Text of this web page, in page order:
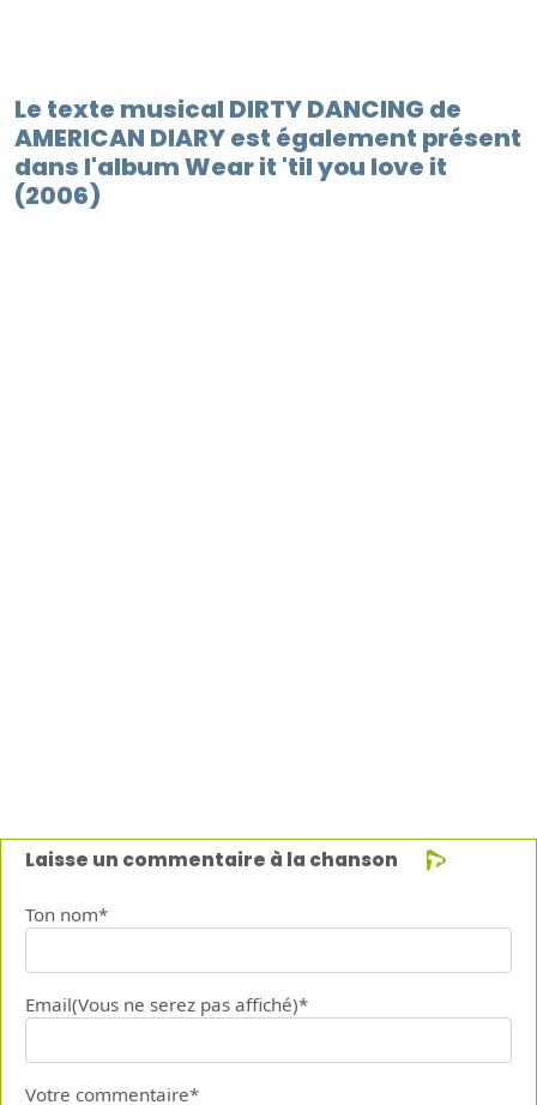
Le texte musical DIRTY DANCING de
AMERICAN DIARY est également présent
dans l'album Wear it 'til you love it
(2006)
Laisse un commentaire à la chanson
Ton nom*
Email(Vous ne serez pas affiché)*
Votre commentaire*